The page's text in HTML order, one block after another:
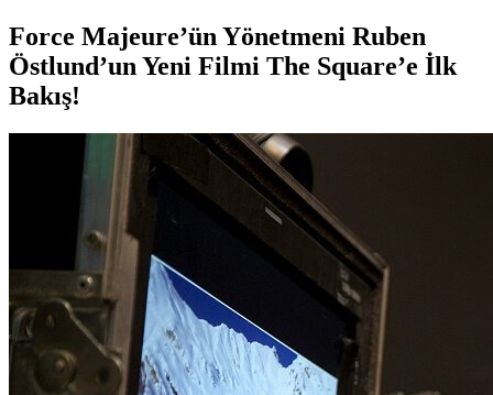
Force Majeure’ün Yönetmeni Ruben
Östlund’un Yeni Filmi The Square’e İlk
Bakış!